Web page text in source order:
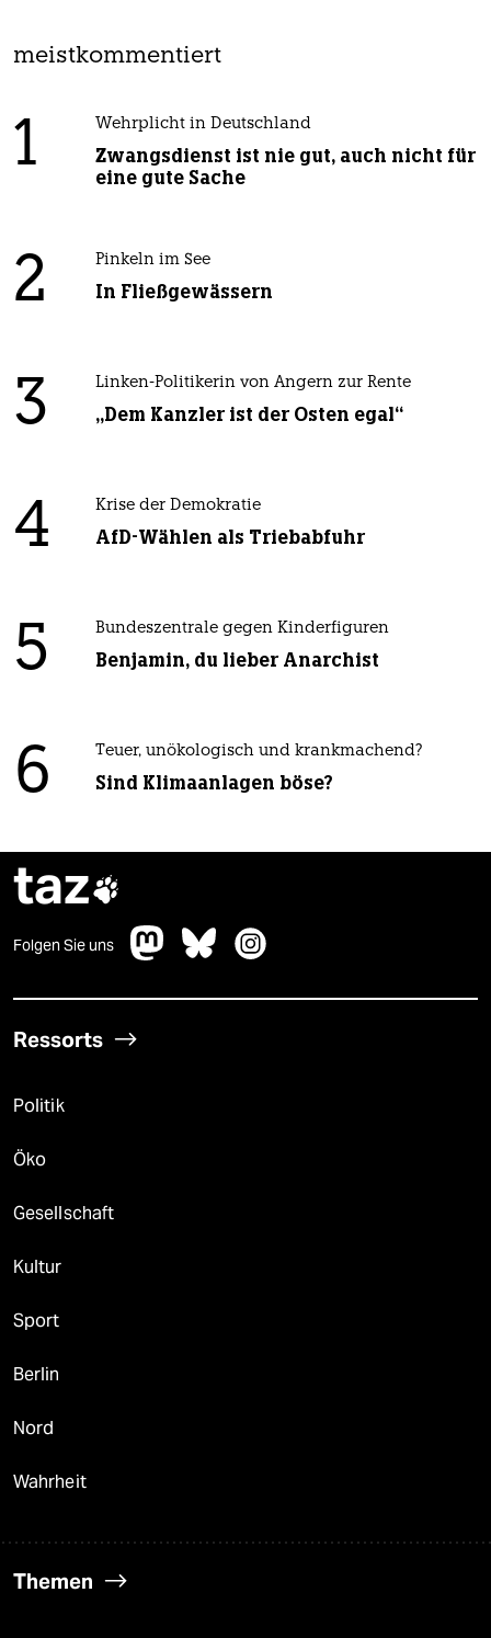
meistkommentiert
1 Wehrplicht in Deutschland
Zwangsdienst ist nie gut, auch nicht für
eine gute Sache
2 Pinkeln im See
In Fließgewässern
3 Linken-Politikerin von Angern zur Rente
„Dem Kanzler ist der Osten egal“
4 Krise der Demokratie
AfD-Wählen als Triebabfuhr
5 Bundeszentrale gegen Kinderfiguren
Benjamin, du lieber Anarchist
6 Teuer, unökologisch und krankmachend?
Sind Klimaanlagen böse?
taz
Folgen Sie uns
Ressorts
Politik
Öko
Gesellschaft
Kultur
Sport
Berlin
Nord
Wahrheit
Themen